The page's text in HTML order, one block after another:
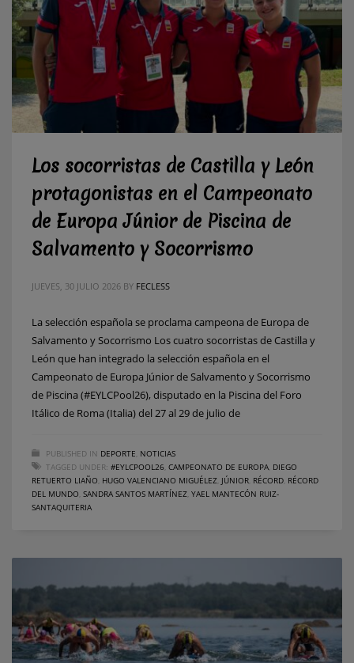
Los socorristas de Castilla y León
protagonistas en el Campeonato
de Europa Júnior de Piscina de
Salvamento y Socorrismo
JUEVES, 30 JULIO 2026 BY FECLESS
La selección española se proclama campeona de Europa de
Salvamento y Socorrismo Los cuatro socorristas de Castilla y
León que han integrado la selección española en el
Campeonato de Europa Júnior de Salvamento y Socorrismo
de Piscina (#EYLCPool26), disputado en la Piscina del Foro
Itálico de Roma (Italia) del 27 al 29 de julio de
PUBLISHED IN DEPORTE NOTICIAS
TAGGED UNDER: #EYLCPOOL26 CAMPEONATO DE EUROPA DIEGO
RETUERTO LIAÑO HUGO VALENCIANO MIGUÉLEZ JÚNIOR RÉCORD RÉCORD
DEL MUNDO SANDRA SANTOS MARTÍNEZ YAEL MANTECÓN RUIZ-
SANTAQUITERIA